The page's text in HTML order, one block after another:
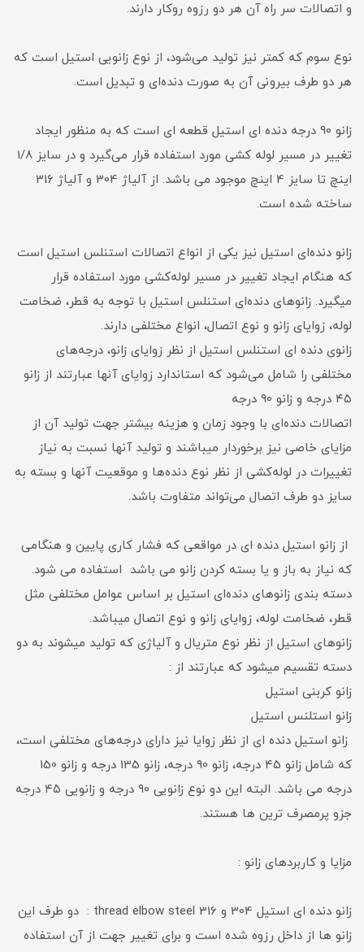
و اتصالات سر راه آن هر دو رزوه روکار دارند.
نوع سوم که کمتر نیز تولید می‌شود، از نوع زانویی استیل است که
هر دو طرف بیرونی آن به صورت دنده‌ای و تبدیل است.
زانو 90 درجه دنده ای استیل قطعه ای است که به منظور ایجاد
تغییر در مسیر لوله‌ کشی مورد استفاده قرار می‌گیرد و در سایز 1/8
اینچ تا سایز 4 اینچ موجود می باشد. از آلیاژ 304 و آلیاژ 316
ساخته شده است.
زانو دنده‌ای استیل نیز یکی از انواع اتصالات استنلس استیل است
که هنگام ایجاد تغییر در مسیر لوله‌کشی مورد استفاده قرار
میگیرد. زانوهای دنده‌ای استنلس استیل با توجه به قطر، ضخامت
لوله، زوایای زانو و نوع اتصال، انواع مختلفی دارند.
زانوی دنده ای استنلس استیل از نظر زوایای زانو، درجه‌های
مختلفی را شامل می‌شود که استاندارد زوایای آنها عبارتند از زانو
۴۵ درجه و زانو ۹۰ درجه
اتصالات دنده‌ای با وجود زمان و هزینه بیشتر جهت تولید آن از
مزایای خاصی نیز برخوردار میباشند و تولید آنها نسبت به نیاز
تغییرات در لوله‌کشی از نظر نوع دنده‎‌ها و موقعیت آنها و بسته به
سایز دو طرف اتصال می‌تواند متفاوت باشد.
از زانو استیل دنده ای در مواقعی که فشار کاری پایین و هنگامی
که نیاز به باز و یا بسته کردن زانو می باشد استفاده می شود.
دسته بندی زانوهای دنده‌ای استیل بر اساس عوامل مختلفی مثل
قطر، ضخامت لوله، زوایای زانو و نوع اتصال میباشد.
زانوهای استیل از نظر نوع متریال و آلیاژی که تولید میشوند به دو
دسته تقسیم میشود که عبارتند از :
زانو کربنی استیل
زانو استلنس استیل
زانو استیل دنده ای از نظر زوایا نیز دارای درجه‌های مختلفی است،
که شامل زانو 45 درجه، زانو 90 درجه، زانو 135 درجه و زانو 150
درجه می باشد. البته این دو نوع زانویی ۹۰ درجه و زانویی ۴۵ درجه
جزو پرمصرف ترین ها هستند.
مزایا و کاربردهای زانو :
زانو دنده ای استیل 304 و 316 thread elbow steel : دو طرف این
زانو ها از داخل رزوه شده است و برای تغییر جهت از آن استفاده